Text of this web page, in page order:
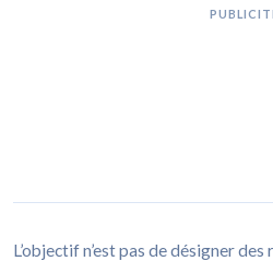
L’objectif n’est pas de désigner